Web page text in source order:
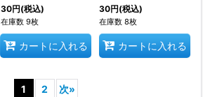
30円(税込)
在庫数 9枚
カートに入れる
30円(税込)
在庫数 8枚
カートに入れる
1 2 次»